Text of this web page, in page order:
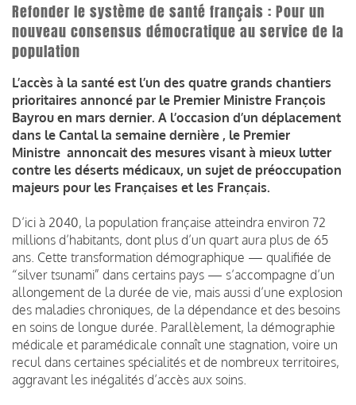
Refonder le système de santé français : Pour un
nouveau consensus démocratique au service de la
population
L’accès à la santé est l’un des quatre grands chantiers
prioritaires annoncé par le Premier Ministre François
Bayrou en mars dernier. A l’occasion d’un déplacement
dans le Cantal la semaine dernière , le Premier
Ministre annoncait des mesures visant à mieux lutter
contre les déserts médicaux, un sujet de préoccupation
majeurs pour les Françaises et les Français.
D’ici à 2040, la population française atteindra environ 72
millions d’habitants, dont plus d’un quart aura plus de 65
ans. Cette transformation démographique — qualifiée de
“silver tsunami” dans certains pays — s’accompagne d’un
allongement de la durée de vie, mais aussi d’une explosion
des maladies chroniques, de la dépendance et des besoins
en soins de longue durée. Parallèlement, la démographie
médicale et paramédicale connaît une stagnation, voire un
recul dans certaines spécialités et de nombreux territoires,
aggravant les inégalités d’accès aux soins.